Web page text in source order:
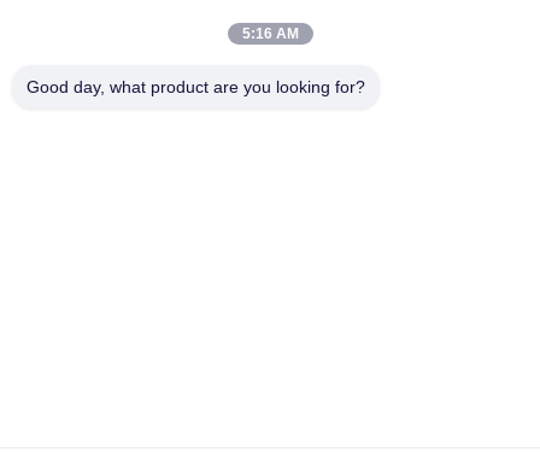
5:16 AM
Good day, what product are you looking for?